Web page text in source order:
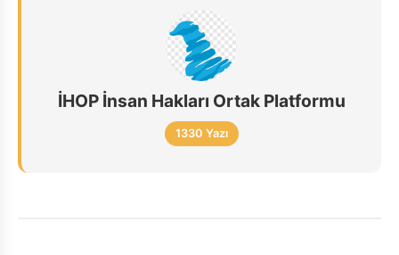
İHOP İnsan Hakları Ortak Platformu
1330 Yazı